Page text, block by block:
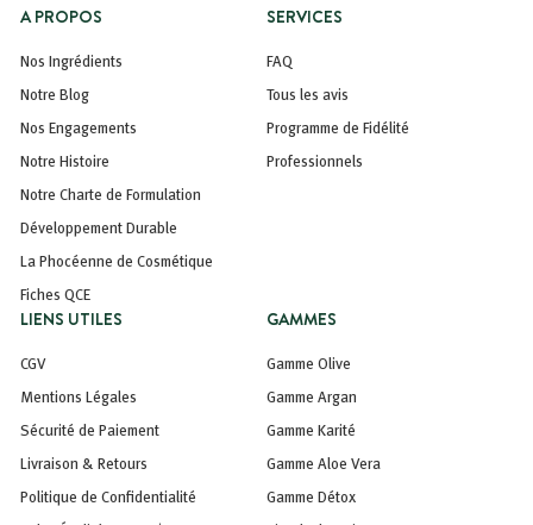
A PROPOS
Nos Ingrédients
Notre Blog
Nos Engagements
Notre Histoire
Notre Charte de Formulation
Développement Durable
La Phocéenne de Cosmétique
Fiches QCE
SERVICES
FAQ
Tous les avis
Programme de Fidélité
Professionnels
LIENS UTILES
CGV
Mentions Légales
Sécurité de Paiement
Livraison & Retours
Politique de Confidentialité
GAMMES
Gamme Olive
Gamme Argan
Gamme Karité
Gamme Aloe Vera
Gamme Détox